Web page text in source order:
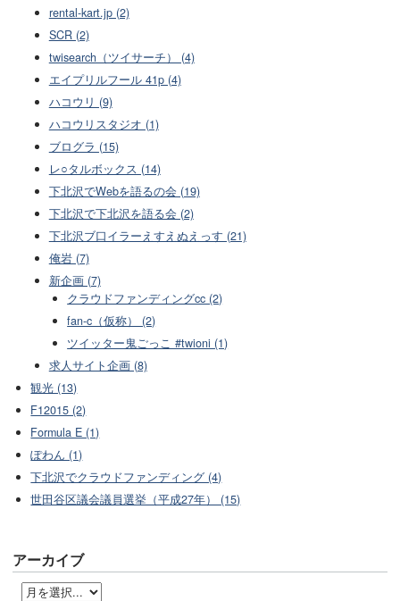
rental-kart.jp (2)
SCR (2)
twisearch（ツイサーチ） (4)
エイプリルフール 41p (4)
ハコウリ (9)
ハコウリスタジオ (1)
ブログラ (15)
レ○タルボックス (14)
下北沢でWebを語るの会 (19)
下北沢で下北沢を語る会 (2)
下北沢ブ口イラーえすえぬえっす (21)
俺岩 (7)
新企画 (7)
クラウドファンディングcc (2)
fan-c（仮称） (2)
ツイッター鬼ごっこ #twioni (1)
求人サイト企画 (8)
観光 (13)
F12015 (2)
Formula E (1)
ぽわん (1)
下北沢でクラウドファンディング (4)
世田谷区議会議員選挙（平成27年） (15)
アーカイブ